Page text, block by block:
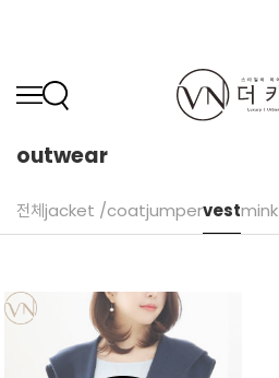
outwear
전체jacket /coatjumpervestmink